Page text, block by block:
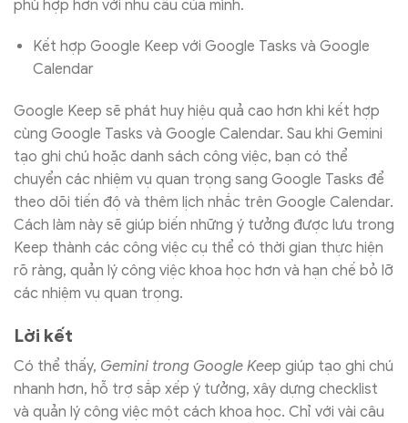
phù hợp hơn với nhu cầu của mình.
Kết hợp Google Keep với Google Tasks và Google
Calendar
Google Keep sẽ phát huy hiệu quả cao hơn khi kết hợp
cùng Google Tasks và Google Calendar. Sau khi Gemini
tạo ghi chú hoặc danh sách công việc, bạn có thể
chuyển các nhiệm vụ quan trọng sang Google Tasks để
theo dõi tiến độ và thêm lịch nhắc trên Google Calendar.
Cách làm này sẽ giúp biến những ý tưởng được lưu trong
Keep thành các công việc cụ thể có thời gian thực hiện
rõ ràng, quản lý công việc khoa học hơn và hạn chế bỏ lỡ
các nhiệm vụ quan trọng.
Lời kết
Có thể thấy, Gemini trong Google Keep giúp tạo ghi chú
nhanh hơn, hỗ trợ sắp xếp ý tưởng, xây dựng checklist
và quản lý công việc một cách khoa học. Chỉ với vài câu